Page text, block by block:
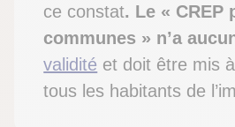
ce constat. Le « CREP
communes » n’a
validité et doit être mis
tous les habitants de